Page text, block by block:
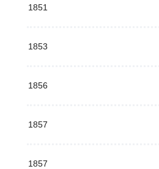
1851
1853
1856
1857
1857